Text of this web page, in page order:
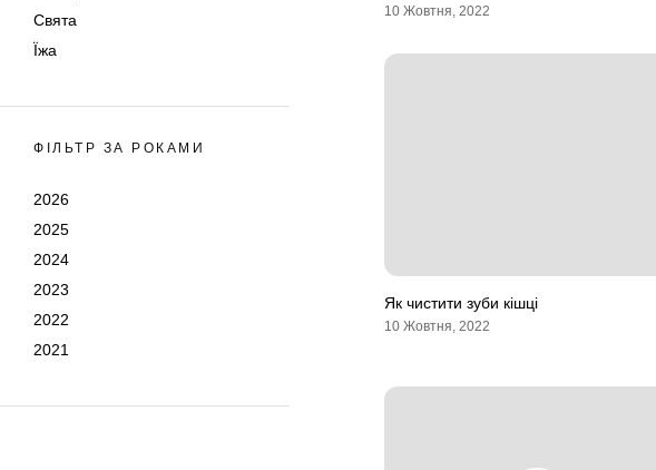
Свята
Їжа
ФІЛЬТР ЗА РОКАМИ
2026
2025
2024
2023
2022
2021
10 Жовтня, 2022
Як чистити зуби кішці
10 Жовтня, 2022